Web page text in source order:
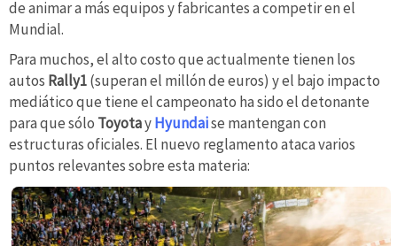
de animar a más equipos y fabricantes a competir en el
Mundial.
Para muchos, el alto costo que actualmente tienen los
autos Rally1(superan el millón de euros) y el bajo impacto
mediático que tiene el campeonato ha sido el detonante
para que sólo ToyotayHyundaise mantengan con
estructuras oficiales. El nuevo reglamento ataca varios
puntos relevantes sobre esta materia: